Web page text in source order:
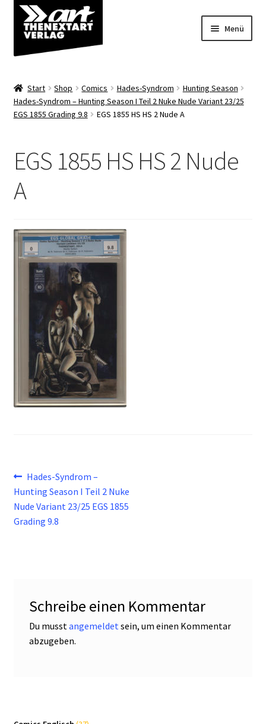
Zur
Navigation
springen
Zum
Inhalt
springen
Menü
Shop
Start Shop Comics Hades-Syndrom
Hunting Season
Hades-Syndrom – Hunting Season I Teil 2 Nuke Nude Variant 23/25
EGS 1855 Grading 9.8
EGS 1855 HS HS 2 Nude A
EGS 1855 HS HS 2 Nude
A
Beitragsnavigation
Vorheriger
Beitrag:
Hades-Syndrom –
Hunting Season I Teil 2 Nuke
Nude Variant 23/25 EGS 1855
Grading 9.8
Schreibe einen Kommentar
Du musst angemeldet sein, um einen Kommentar
abzugeben.